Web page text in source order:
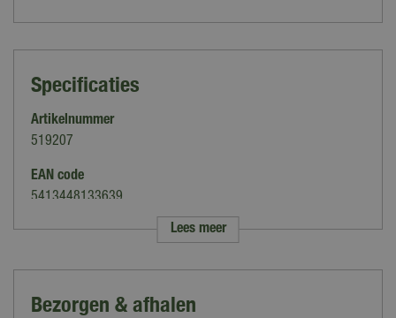
Specificaties
Artikelnummer
519207
EAN code
5413448133639
Merk
Siertuin meststoffen
Lees meer
Bezorgen & afhalen